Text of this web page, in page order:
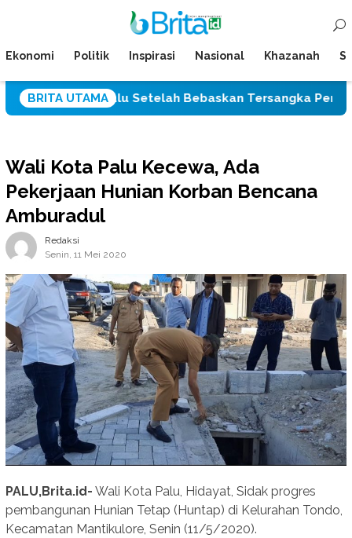
Mobile
Ekonomi Politik Inspirasi Nasional Khazanah
BRITA UTAMA
Palu Setelah Bebaskan Tersangka Pencabulan Tiga
Wali Kota Palu Kecewa, Ada
Pekerjaan Hunian Korban Bencana
Amburadul
Redaksi
Senin, 11 Mei 2020
PALU,Brita.id- Wali Kota Palu, Hidayat, Sidak progres
pembangunan Hunian Tetap (Huntap) di Kelurahan Tondo,
Kecamatan Mantikulore, Senin (11/5/2020).